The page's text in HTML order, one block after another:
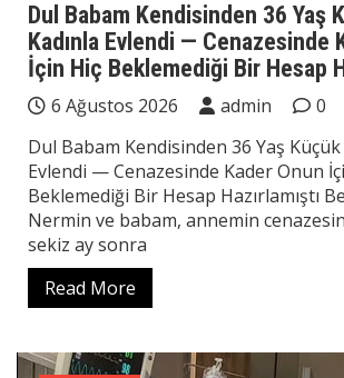
Dul Babam Kendisinden 36 Yaş
Kadınla Evlendi — Cenazesinde
İçin Hiç Beklemediği Bir Hesap
6 Ağustos 2026 admin
0
Dul Babam Kendisinden 36 Yaş Küçük
Evlendi — Cenazesinde Kader Onun
Beklemediği Bir Hesap Hazırlamıştı
Nermin ve babam, annemin
sekiz ay sonra
Read More